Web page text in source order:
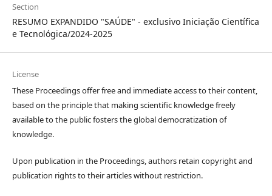
Section
RESUMO EXPANDIDO "SAÚDE" - exclusivo Iniciação Científica
e Tecnológica/2024-2025
License
These Proceedings offer free and immediate access to their content,
based on the principle that making scientific knowledge freely
available to the public fosters the global democratization of
knowledge.
Upon publication in the Proceedings, authors retain copyright and
publication rights to their articles without restriction.